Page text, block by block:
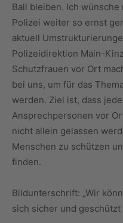
Ball bleiben. Ich
Polizei weiter so ernst
aktuell
Polizeidirektion Main-
Schutzfrauen vor Ort
bei uns, um für das
werden. Ziel ist, dass
Ansprechpersonen vor
nicht allein gelassen
Menschen zu schützen
finden.
Bildunterschrift: „Wir
sich sicher und geschützt